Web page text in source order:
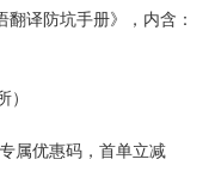
译防坑手册》，内含：
）
属优惠码，首单立减